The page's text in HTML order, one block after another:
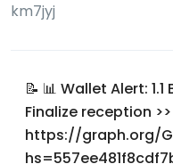
km7jyj
📝 📊 Wallet Alert:
Finalize reception >>
https://graph.org/